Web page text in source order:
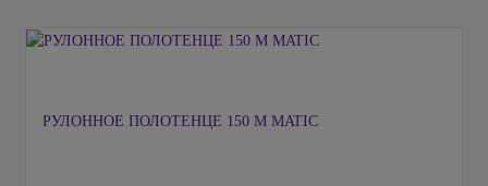
РУЛОННОЕ ПОЛОТЕНЦЕ 150 М MATIC